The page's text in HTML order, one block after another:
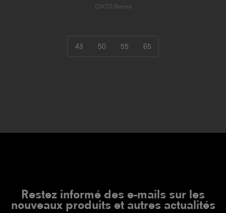
QA7D Series
43 50 55 65
Restez informé des e-mails sur les
nouveaux produits et autres actualités